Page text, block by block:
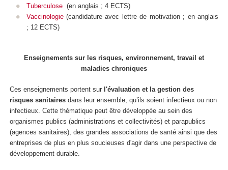
Tuberculose (en anglais ; 4 ECTS)
Vaccinologie (candidature avec lettre de motivation ; en anglais
; 12 ECTS)
Enseignements sur les risques, environnement, travail et
maladies chroniques
Ces enseignements portent sur l'évaluation et la gestion des
risques sanitaires dans leur ensemble, qu’ils soient infectieux ou non
infectieux. Cette thématique peut être développée au sein des
organismes publics (administrations et collectivités) et parapublics
(agences sanitaires), des grandes associations de santé ainsi que des
entreprises de plus en plus soucieuses d'agir dans une perspective de
développement durable.